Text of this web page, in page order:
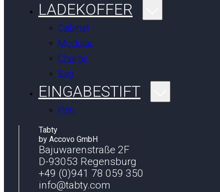
LADEKOFFER
Cabinet
Modular
Charge
Bag
EINGABESTIFT
Pen
Tabty
by Accovo GmbH
Bajuwarenstraße 2F
D-93053 Regensburg
+49 (0)941 78 059 350
info@tabty.com